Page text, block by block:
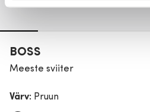
BOSS
Meeste sviiter
Värv: Pruun